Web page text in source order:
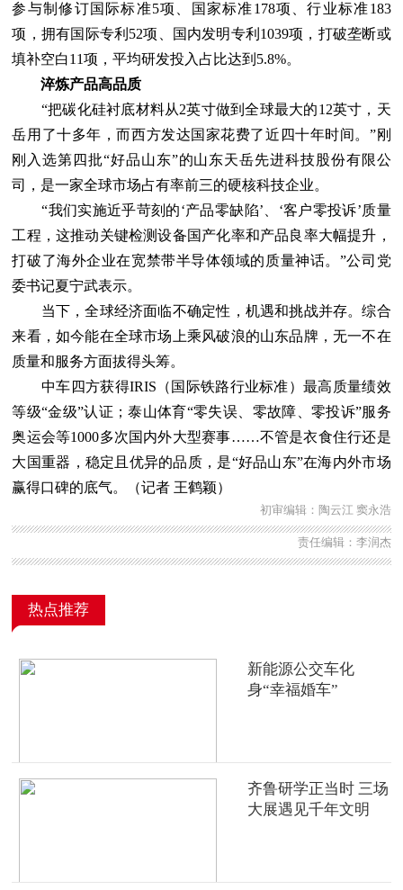
参与制修订国际标准5项、国家标准178项、行业标准183
项，拥有国际专利52项、国内发明专利1039项，打破垄断或
填补空白11项，平均研发投入占比达到5.8%。
淬炼产品高品质
“把碳化硅衬底材料从2英寸做到全球最大的12英寸，天
岳用了十多年，而西方发达国家花费了近四十年时间。”刚
刚入选第四批“好品山东”的山东天岳先进科技股份有限公
司，是一家全球市场占有率前三的硬核科技企业。
“我们实施近乎苛刻的‘产品零缺陷’、‘客户零投诉’质量
工程，这推动关键检测设备国产化率和产品良率大幅提升，
打破了海外企业在宽禁带半导体领域的质量神话。”公司党
委书记夏宁武表示。
当下，全球经济面临不确定性，机遇和挑战并存。综合
来看，如今能在全球市场上乘风破浪的山东品牌，无一不在
质量和服务方面拔得头筹。
中车四方获得IRIS（国际铁路行业标准）最高质量绩效
等级“金级”认证；泰山体育“零失误、零故障、零投诉”服务
奥运会等1000多次国内外大型赛事……不管是衣食住行还是
大国重器，稳定且优异的品质，是“好品山东”在海内外市场
赢得口碑的底气。（记者 王鹤颖）
初审编辑：陶云江 窦永浩
责任编辑：李润杰
热点推荐
新能源公交车化
身“幸福婚车”
齐鲁研学正当时 三场
大展遇见千年文明